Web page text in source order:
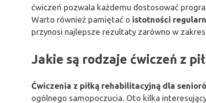
ćwiczeń pozwala każdemu dostosować
Warto również pamiętać o istotności
przynosi najlepsze rezultaty zarówno w
Jakie są rodzaje ćwiczeń z
Ćwiczenia z piłką rehabilitacyjną dla
ogólnego samopoczucia. Oto kilka